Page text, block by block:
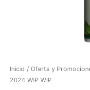
Inicio / Oferta y
2024 WIP WIP